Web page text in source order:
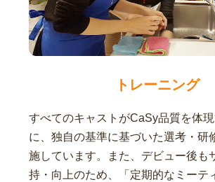
トレーニング
すべてのキャストがCaSy品質を体
に、独自の基準に基づいた選考・研
施しています。また、デビュー後も
持・向上のため、「定期的なミーテ